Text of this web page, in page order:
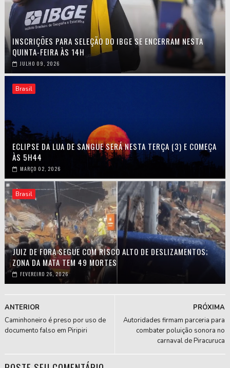
INSCRIÇÕES PARA SELEÇÃO DO IBGE SE ENCERRAM NESTA
QUINTA-FEIRA ÀS 14H
JULHO 09, 2026
Brasil
ECLIPSE DA LUA DE SANGUE SERÁ NESTA TERÇA (3) E COMEÇA
ÀS 5H44
MARÇO 02, 2026
Brasil
JUIZ DE FORA SEGUE COM RISCO ALTO DE DESLIZAMENTOS;
ZONA DA MATA TEM 49 MORTES
FEVEREIRO 26, 2026
PRÓXIMA
Autoridades firmam parceria para
combater poluição sonora no
carnaval de Piracuruca
ANTERIOR
Caminhoneiro é preso por uso de
documento falso em Piripiri